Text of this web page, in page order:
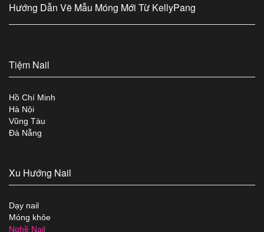
Hướng Dẫn Vẽ Mẫu Móng Mới Từ KellyPang
Tiệm Nail
Hồ Chí Minh
Hà Nội
Vũng Tàu
Đà Nẵng
Xu Hướng Nail
Dạy nail
Móng khỏe
Nghề Nail